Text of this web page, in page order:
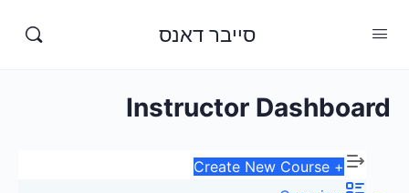
סייבר דאנס
Instructor Dashboard
+ Create New Course